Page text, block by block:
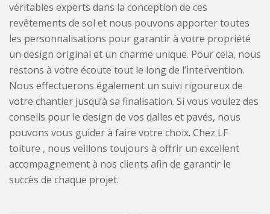
véritables experts dans la conception de ces
revêtements de sol et nous pouvons apporter toutes
les personnalisations pour garantir à votre propriété
un design original et un charme unique. Pour cela, nous
restons à votre écoute tout le long de l’intervention.
Nous effectuerons également un suivi rigoureux de
votre chantier jusqu’à sa finalisation. Si vous voulez des
conseils pour le design de vos dalles et pavés, nous
pouvons vous guider à faire votre choix. Chez LF
toiture , nous veillons toujours à offrir un excellent
accompagnement à nos clients afin de garantir le
succès de chaque projet.